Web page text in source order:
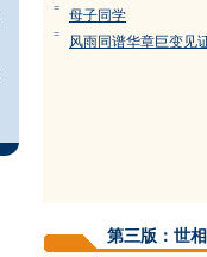
= 母子同学
= 风雨同谱华章巨变见
第三版：世相